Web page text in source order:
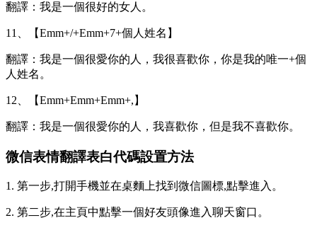
翻譯：我是一個很好的女人。
11、【Emm+/+Emm+7+個人姓名】
翻譯：我是一個很愛你的人，我很喜歡你，你是我的唯一+個
人姓名。
12、【Emm+Emm+Emm+,】
翻譯：我是一個很愛你的人，我喜歡你，但是我不喜歡你。
微信表情翻譯表白代碼設置方法
1. 第一步,打開手機並在桌麵上找到微信圖標,點擊進入。
2. 第二步,在主頁中點擊一個好友頭像進入聊天窗口。